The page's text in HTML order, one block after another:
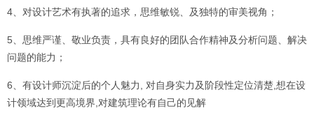
4、对设计艺术有执著的追求，思维敏锐、及独特的审美视角；
5、思维严谨、敬业负责，具有良好的团队合作精神及分析问题、解决
问题的能力；
6、有设计师沉淀后的个人魅力, 对自身实力及阶段性定位清楚,想在设
计领域达到更高境界,对建筑理论有自己的见解